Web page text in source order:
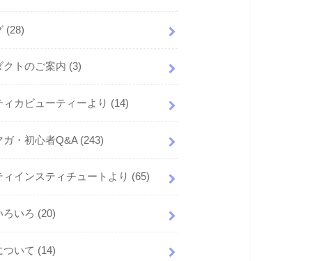
(28)
クトのご案内 (3)
ィカビューティーより (14)
ガ・初心者Q&A (243)
ィインスティチュートより (65)
ろいろ (20)
ついて (14)